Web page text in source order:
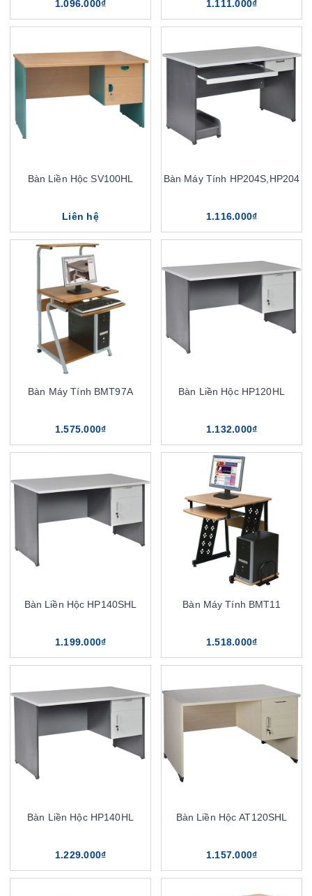
1.096.000₫ 1.111.000₫
Bàn Liền Hộc SV100HL
Liên hệ
Bàn Máy Tính HP204S,HP204
1.116.000₫
Bàn Máy Tính BMT97A
1.575.000₫
Bàn Liền Hộc HP120HL
1.132.000₫
Bàn Liền Hộc HP140SHL
1.199.000₫
Bàn Máy Tính BMT11
1.518.000₫
Bàn Liền Hộc HP140HL
1.229.000₫
Bàn Liền Hộc AT120SHL
1.157.000₫